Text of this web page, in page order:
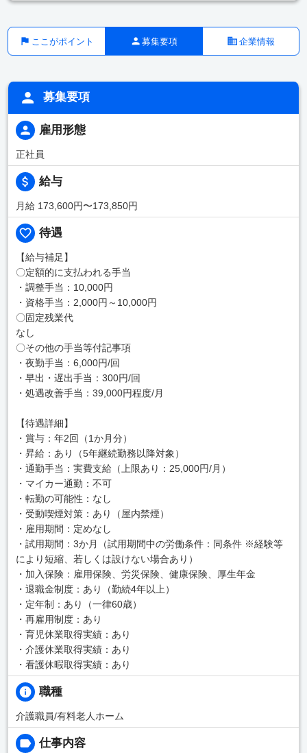
ここがポイント 募集要項 企業情報
募集要項
雇用形態
正社員
給与
月給 173,600円〜173,850円
待遇
【給与補足】
〇定額的に支払われる手当
・調整手当：10,000円
・資格手当：2,000円～10,000円
〇固定残業代
なし
〇その他の手当等付記事項
・夜勤手当：6,000円/回
・早出・遅出手当：300円/回
・処遇改善手当：39,000円程度/月
【待遇詳細】
・賞与：年2回（1か月分）
・昇給：あり（5年継続勤務以降対象）
・通勤手当：実費支給（上限あり：25,000円/月）
・マイカー通勤：不可
・転勤の可能性：なし
・受動喫煙対策：あり（屋内禁煙）
・雇用期間：定めなし
・試用期間：3か月（試用期間中の労働条件：同条件 ※経験等
により短縮、若しくは設けない場合あり）
・加入保険：雇用保険、労災保険、健康保険、厚生年金
・退職金制度：あり（勤続4年以上）
・定年制：あり（一律60歳）
・再雇用制度：あり
・育児休業取得実績：あり
・介護休業取得実績：あり
・看護休暇取得実績：あり
職種
介護職員/有料老人ホーム
仕事内容